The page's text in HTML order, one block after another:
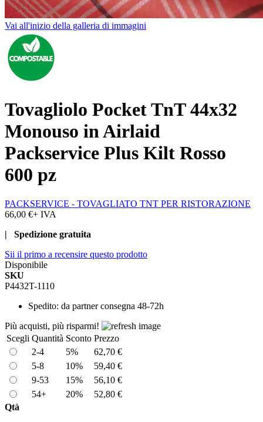
Vai all'inizio della galleria di immagini
Tovagliolo Pocket TnT 44x32
Monouso in Airlaid
Packservice Plus Kilt Rosso
600 pz
PACKSERVICE - TOVAGLIATO TNT PER RISTORAZIONE
66,00 €+ IVA
| Spedizione gratuita
Sii il primo a recensire questo prodotto
Disponibile
SKU
P4432T-1110
Spedito: da partner consegna 48-72h
Più acquisti, più risparmi!
Scegli Quantità Sconto Prezzo
2-4
5%
62,70 €
5-8
10%
59,40 €
9-53
15%
56,10 €
54+
20%
52,80 €
Qtà